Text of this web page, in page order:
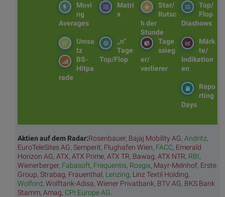
Top/
Flop
Diashows
Star/
Rutsc
h der
Stunde
Matri
x
Movi
ng
Averages
Märk
te/
Indikation
en
Tage
ssieg
er/
verlierer
„n“
Tage
Top/Flop
Umsa
tz
BS-
Hitpa
rade
Repo
rting
Days
Aktien auf dem Radar:Rosenbauer, Bajaj Mobility AG, Andritz,
EuroTeleSites AG, Semperit, Flughafen Wien, FACC, Emerald
Horizon AG, ATX, ATX Prime, ATX TR, Bawag, ATX NTR, RBI,
Wienerberger, Fabasoft, Frequentis, Rosgix, Mayr-Melnhof, Erste
Group, Strabag, Frauenthal, Lenzing, Linz Textil Holding,
Wolford, Wolftank-Adisa, Wiener Privatbank, BTV AG, BKS Bank
Stamm, Amag, CPI Europe AG